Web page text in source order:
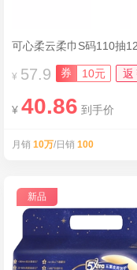
¥ 57.9 券 10元 返
¥ 40.86 到手价
月销 10万/日销 100
新品